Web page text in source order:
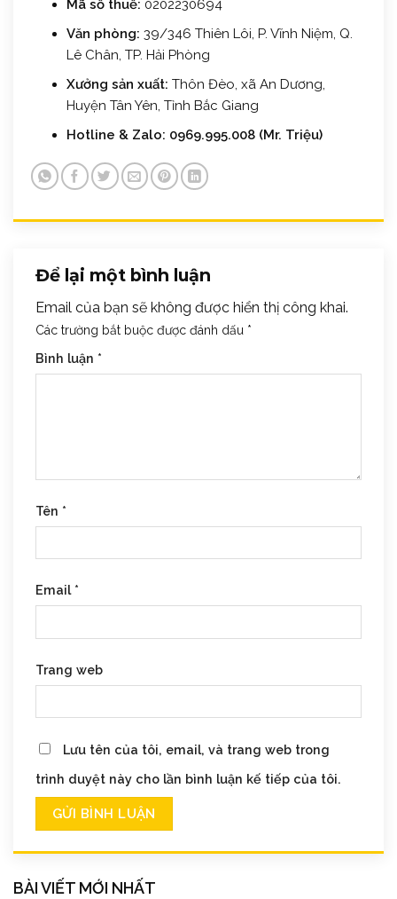
Mã số thuế: 0202230694
Văn phòng: 39/346 Thiên Lôi, P. Vĩnh Niệm, Q.
Lê Chân, TP. Hải Phòng
Xưởng sản xuất: Thôn Đèo, xã An Dương,
Huyện Tân Yên, Tỉnh Bắc Giang
Hotline & Zalo: 0969.995.008 (Mr. Triệu)
Để lại một bình luận
Email của bạn sẽ không được hiển thị công khai.
Các trường bắt buộc được đánh dấu *
Bình luận *
Tên *
Email *
Trang web
Lưu tên của tôi, email, và trang web trong
trình duyệt này cho lần bình luận kế tiếp của tôi.
BÀI VIẾT MỚI NHẤT